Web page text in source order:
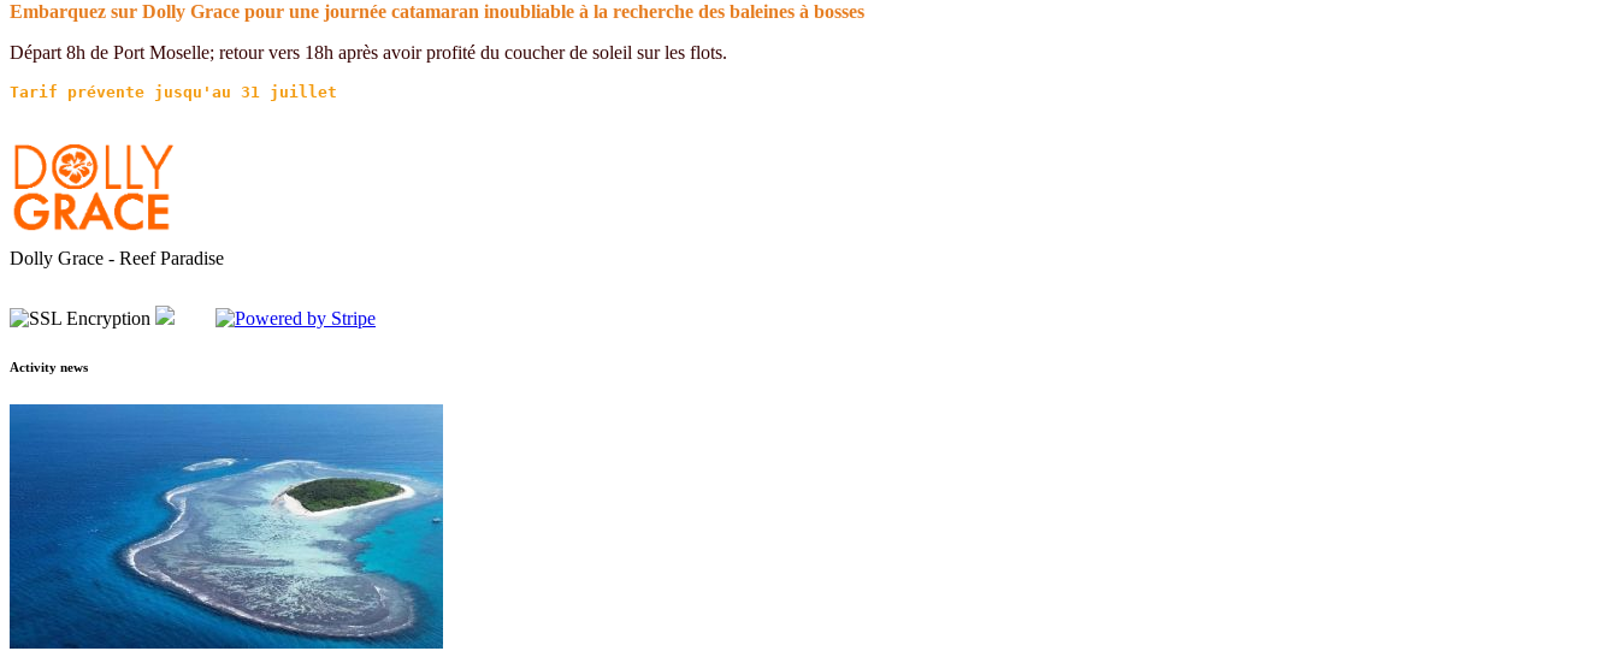
Embarquez sur Dolly Grace pour une journée catamaran inoubliable à la recherche des baleines à bosses
Départ 8h de Port Moselle; retour vers 18h après avoir profité du coucher de soleil sur les flots.
Dolly Grace - Reef Paradise
Activity news